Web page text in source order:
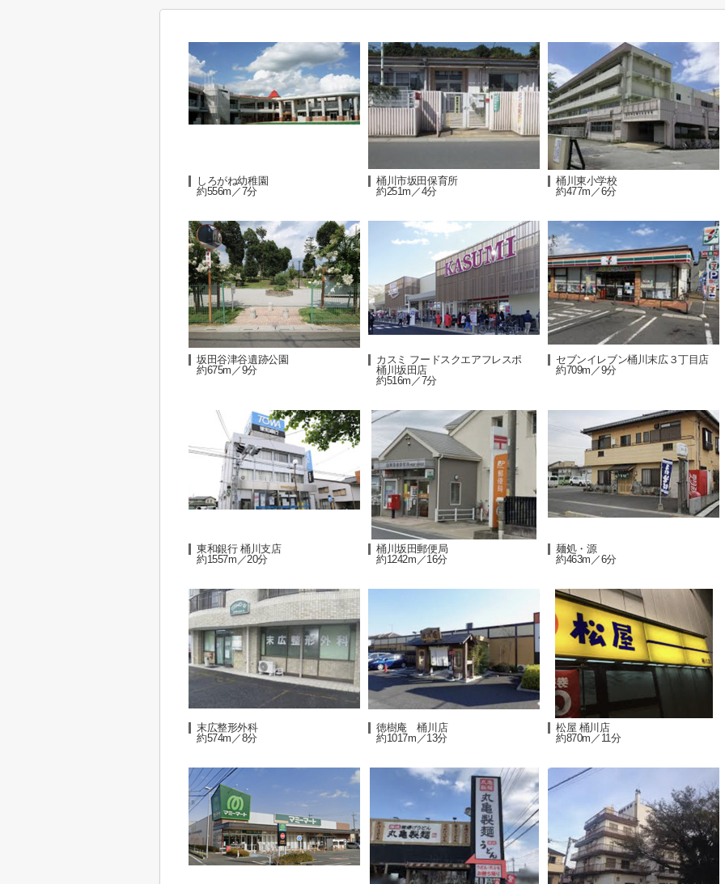
しろがね幼稚園
約556m／7分
桶川市坂田保育所
約251m／4分
桶川東小学校
約477m／6分
坂田谷津谷遺跡公園
約675m／9分
カスミ フードスクエアフレスポ
桶川坂田店
約516m／7分
セブンイレブン桶川末広３丁目店
約709m／9分
東和銀行 桶川支店
約1557m／20分
桶川坂田郵便局
約1242m／16分
麺処・源
約463m／6分
末広整形外科
約574m／8分
徳樹庵 桶川店
約1017m／13分
松屋 桶川店
約870m／11分